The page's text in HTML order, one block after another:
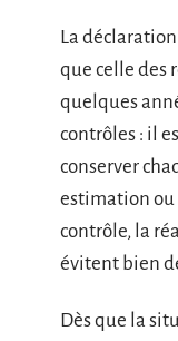
La
que celle des
quelques
contrôles : il
conserver
estimation ou
contrôle, la
évitent bien
Dès que la